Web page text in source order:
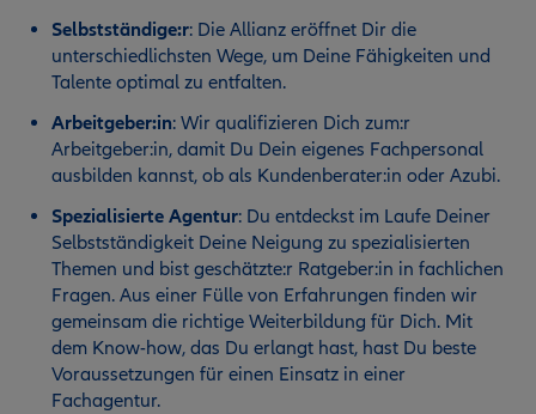
Selbstständige:r: Die Allianz eröffnet Dir die
unterschiedlichsten Wege, um Deine Fähigkeiten und
Talente optimal zu entfalten.
Arbeitgeber:in: Wir qualifizieren Dich zum:r
Arbeitgeber:in, damit Du Dein eigenes Fachpersonal
ausbilden kannst, ob als Kundenberater:in oder Azubi.
Spezialisierte Agentur: Du entdeckst im Laufe Deiner
Selbstständigkeit Deine Neigung zu spezialisierten
Themen und bist geschätzte:r Ratgeber:in in fachlichen
Fragen. Aus einer Fülle von Erfahrungen finden wir
gemeinsam die richtige Weiterbildung für Dich. Mit
dem Know-how, das Du erlangt hast, hast Du beste
Voraussetzungen für einen Einsatz in einer
Fachagentur.